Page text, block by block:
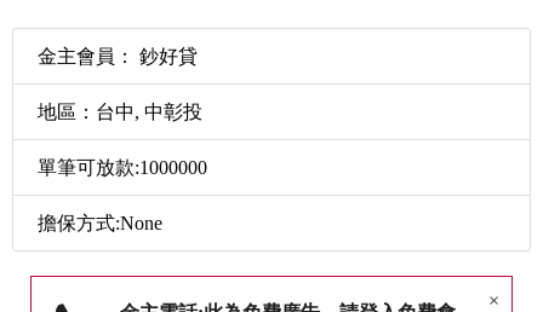
金主會員： 鈔好貸
地區：台中, 中彰投
單筆可放款:1000000
擔保方式:None
×